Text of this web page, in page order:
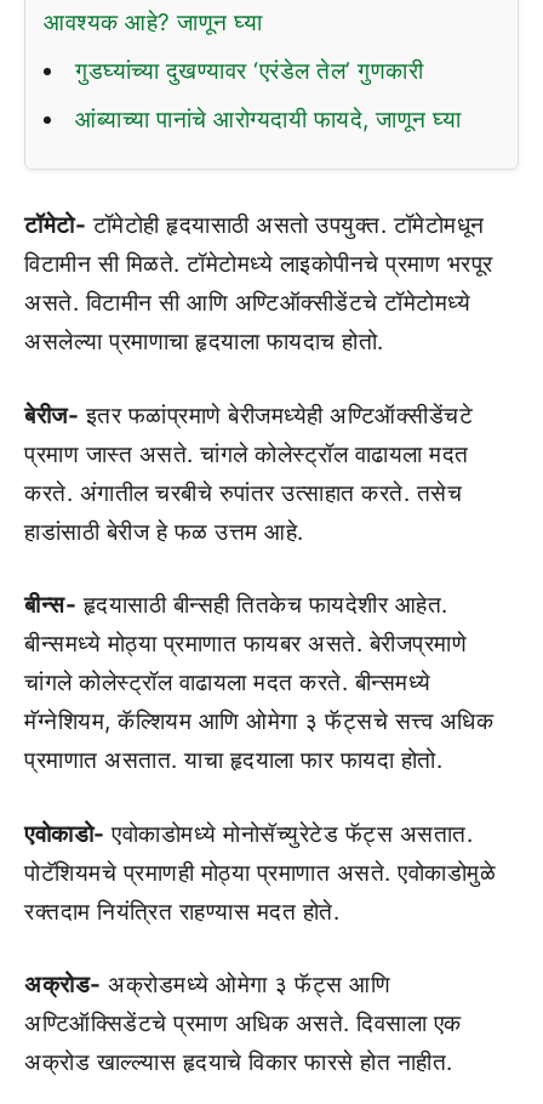
आवश्यक आहे? जाणून घ्या
गुडघ्यांच्या दुखण्यावर ‘एरंडेल तेल’ गुणकारी
आंब्याच्या पानांचे आरोग्यदायी फायदे, जाणून घ्या
टॉमेटो- टॉमेटोही हृदयासाठी असतो उपयुक्त. टॉमेटोमधून
विटामीन सी मिळते. टॉमेटोमध्ये लाइकोपीनचे प्रमाण भरपूर
असते. विटामीन सी आणि अण्टिऑक्सीडेंटचे टॉमेटोमध्ये
असलेल्या प्रमाणाचा हृदयाला फायदाच होतो.
बेरीज- इतर फळांप्रमाणे बेरीजमध्येही अण्टिऑक्सीडेंचटे
प्रमाण जास्त असते. चांगले कोलेस्ट्रॉल वाढायला मदत
करते. अंगातील चरबीचे रुपांतर उत्साहात करते. तसेच
हाडांसाठी बेरीज हे फळ उत्तम आहे.
बीन्स- हृदयासाठी बीन्सही तितकेच फायदेशीर आहेत.
बीन्समध्ये मोठ्या प्रमाणात फायबर असते. बेरीजप्रमाणे
चांगले कोलेस्ट्रॉल वाढायला मदत करते. बीन्समध्ये
मॅग्नेशियम, कॅल्शियम आणि ओमेगा ३ फॅट्सचे सत्त्व अधिक
प्रमाणात असतात. याचा हृदयाला फार फायदा होतो.
एवोकाडो- एवोकाडोमध्ये मोनोसॅच्युरेटेड फॅट्स असतात.
पोटॅशियमचे प्रमाणही मोठ्या प्रमाणात असते. एवोकाडोमुळे
रक्तदाम नियंत्रित राहण्यास मदत होते.
अक्रोड- अक्रोडमध्ये ओमेगा ३ फॅट्स आणि
अण्टिऑक्सिडेंटचे प्रमाण अधिक असते. दिवसाला एक
अक्रोड खाल्ल्यास हृदयाचे विकार फारसे होत नाहीत.